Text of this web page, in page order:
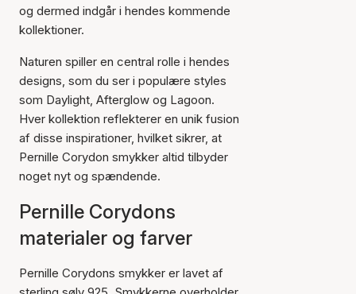
og dermed indgår i hendes kommende
kollektioner.
Naturen spiller en central rolle i hendes
designs, som du ser i populære styles
som Daylight, Afterglow og Lagoon.
Hver kollektion reflekterer en unik fusion
af disse inspirationer, hvilket sikrer, at
Pernille Corydon smykker altid tilbyder
noget nyt og spændende.
Pernille Corydons
materialer og farver
Pernille Corydons smykker er lavet af